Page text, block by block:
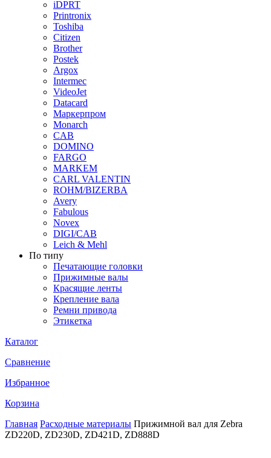
iDPRT
Printronix
Toshiba
Citizen
Brother
Postek
Argox
Intermec
VideoJet
Datacard
Маркерпром
Monarch
CAB
DOMINO
FARGO
MARKEM
CARL VALENTIN
ROHM/BIZERBA
Avery
Fabulous
Novex
DIGI/CAB
Leich & Mehl
По типу
Печатающие головки
Прижимные валы
Красящие ленты
Крепление вала
Ремни привода
Этикетка
Каталог
Сравнение
Избранное
Корзина
Главная Расходные материалы Прижимной вал для Zebra
ZD220D, ZD230D, ZD421D, ZD888D